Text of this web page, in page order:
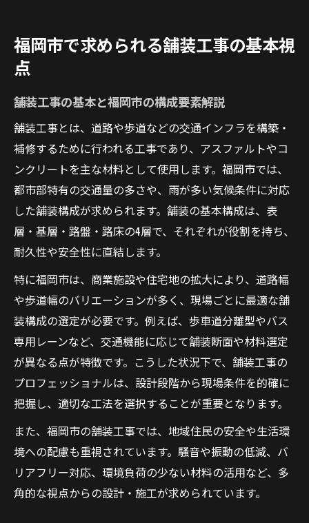
引き
アスファルト舗装の特徴を活かす設計ポイ
舗装工事の構成と設計時の工夫を徹底解説
土木構造物標準図集を用いた舗装設計の実
践
舗装工事における予防保全型設計の特徴と
は
標準図集活用で福岡市仕様の設計を実現す
る方法
標準図集を活用した舗装工事の品質向上
舗装工事の品質向上に役立つ標準図集の使
い方
福岡市標準図集を活かした舗装工事管理術
舗装工事現場での下水道標準図の活用ポイ
ント
国土交通省標準図集と福岡市の品質基準比
較
舗装工事の施工精度を高める標準図集活用
法
福岡市で求められる舗装工事の基本視
点
舗装工事の基本と福岡市の構成要素解説
舗装工事とは、道路や歩道などの交通インフラを構築・
補修するために行われる工事であり、アスファルトやコ
ンクリートを主な材料として使用します。福岡市では、
都市部特有の交通量の多さや、雨が多い気候条件に対応
した舗装構成が求められます。舗装の基本構成は、表
層・基層・路盤・路床の4層で、それぞれが役割を持ち、
耐久性や安全性に直結します。
特に福岡市は、商業施設や住宅地の拡大により、道路幅
や歩道幅のバリエーションが多く、現場ごとに最適な舗
装構成の選定が必要です。例えば、歩車道分離型やバス
専用レーンなど、交通機能に応じて舗装断面や材料選定
が異なる点が特徴です。こうした状況下で、舗装工事の
プロフェッショナルは、設計段階から現場条件を的確に
把握し、適切な工法を選択することが重要となります。
また、福岡市の舗装工事では、地域住民の安全や生活環
境への配慮も重視されています。騒音や振動の低減、バ
リアフリー対応、環境負荷の少ない材料の活用など、多
角的な視点からの設計・施工が求められています。